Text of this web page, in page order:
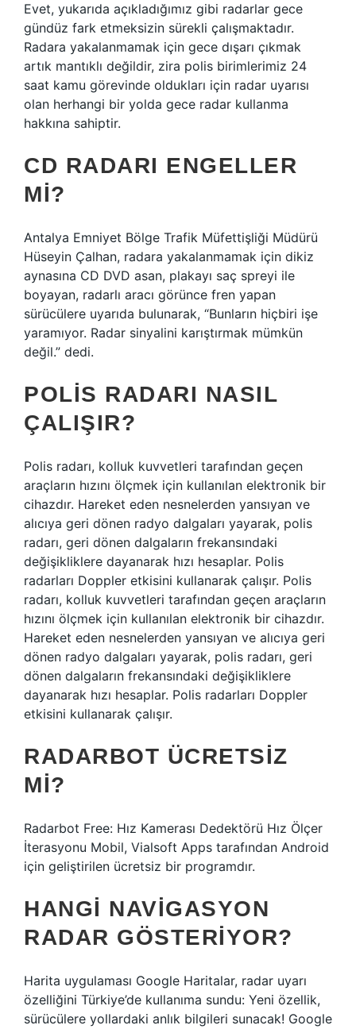
Evet, yukarıda açıkladığımız gibi radarlar gece
gündüz fark etmeksizin sürekli çalışmaktadır.
Radara yakalanmamak için gece dışarı çıkmak
artık mantıklı değildir, zira polis birimlerimiz 24
saat kamu görevinde oldukları için radar uyarısı
olan herhangi bir yolda gece radar kullanma
hakkına sahiptir.
CD RADARI ENGELLER
MI?
Antalya Emniyet Bölge Trafik Müfettişliği Müdürü
Hüseyin Çalhan, radara yakalanmamak için dikiz
aynasına CD DVD asan, plakayı saç spreyi ile
boyayan, radarlı aracı görünce fren yapan
sürücülere uyarıda bulunarak, “Bunların hiçbiri işe
yaramıyor. Radar sinyalini karıştırmak mümkün
değil.” dedi.
POLIS RADARI NASIL
ÇALIŞIR?
Polis radarı, kolluk kuvvetleri tarafından geçen
araçların hızını ölçmek için kullanılan elektronik bir
cihazdır. Hareket eden nesnelerden yansıyan ve
alıcıya geri dönen radyo dalgaları yayarak, polis
radarı, geri dönen dalgaların frekansındaki
değişikliklere dayanarak hızı hesaplar. Polis
radarları Doppler etkisini kullanarak çalışır. Polis
radarı, kolluk kuvvetleri tarafından geçen araçların
hızını ölçmek için kullanılan elektronik bir cihazdır.
Hareket eden nesnelerden yansıyan ve alıcıya geri
dönen radyo dalgaları yayarak, polis radarı, geri
dönen dalgaların frekansındaki değişikliklere
dayanarak hızı hesaplar. Polis radarları Doppler
etkisini kullanarak çalışır.
RADARBOT ÜCRETSIZ
MI?
Radarbot Free: Hız Kamerası Dedektörü Hız Ölçer
İterasyonu Mobil, Vialsoft Apps tarafından Android
için geliştirilen ücretsiz bir programdır.
HANGI NAVIGASYON
RADAR GÖSTERIYOR?
Harita uygulaması Google Haritalar, radar uyarı
özelliğini Türkiye’de kullanıma sundu: Yeni özellik,
sürücülere yollardaki anlık bilgileri sunacak! Google